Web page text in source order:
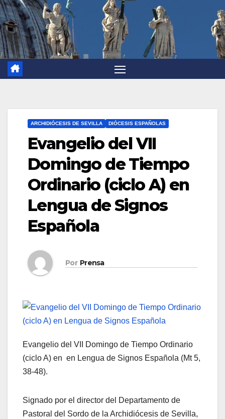
ARCHIDIÓCESIS DE SEVILLA DIÓCESIS ESPAÑOLAS
Evangelio del VII
Domingo de Tiempo
Ordinario (ciclo A) en
Lengua de Signos
Española
Por Prensa
Evangelio del VII Domingo de Tiempo Ordinario
(ciclo A) en en Lengua de Signos Española (Mt 5,
38-48).
Signado por el director del Departamento de
Pastoral del Sordo de la Archidiócesis de Sevilla,